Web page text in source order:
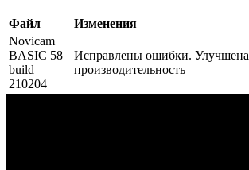
Файл Изменения
Novicam
BASIC 58
build
210204
Исправлены ошибки. Улучшена
производительность